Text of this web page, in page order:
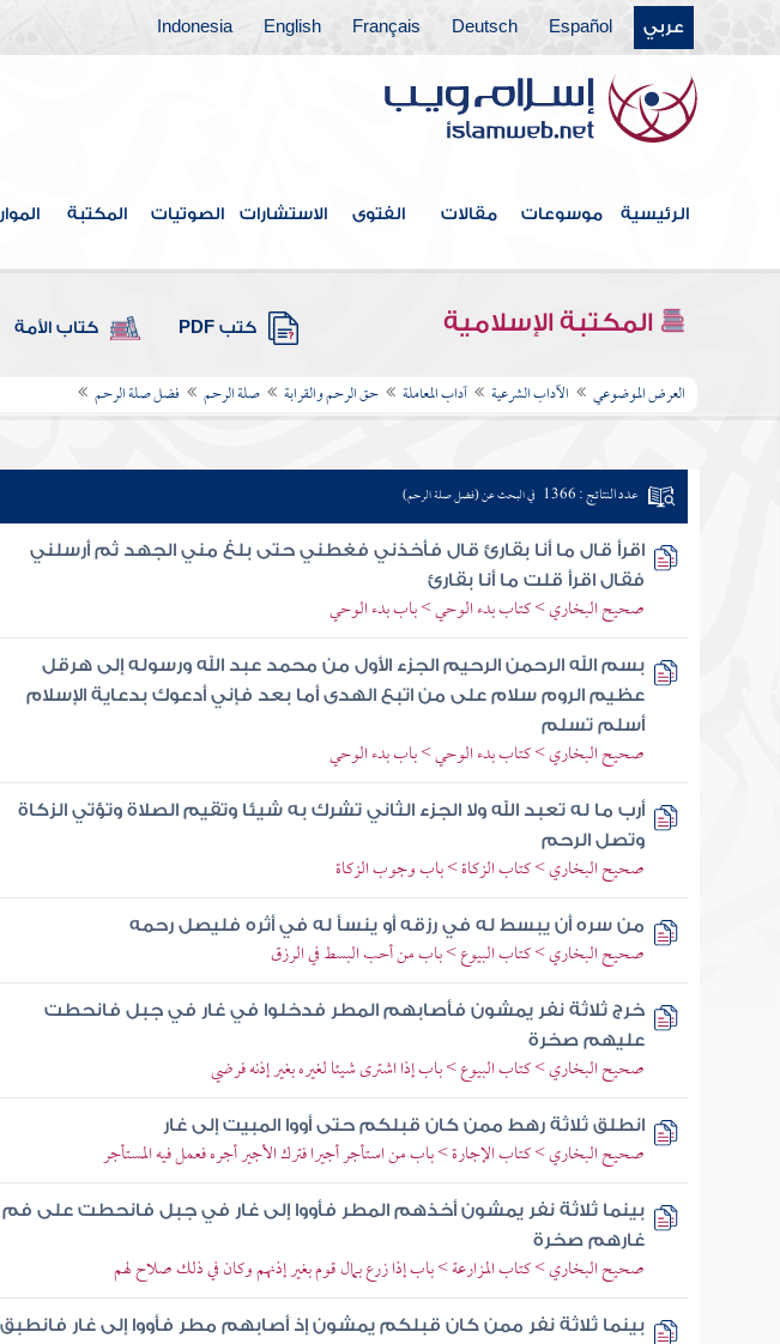
عربي Español
Deutsch
Français
English
Indonesia
الرئيسية موسوعات مقالات الفتوى الاستشارات الصوتيات المكتبة
المكتبة الإسلامية كتب PDF كتاب الأمة
العرض الموضوعي الآداب الشرعية آداب المعاملة حق الرحم والقرابة صلة الرحم فضل صلة الرحم
عدد النتائج : 1366 في البحث عن (فضل صلة الرحم)
اقرأ قال ما أنا بقارئ قال فأخذني فغطني حتى بلغ مني الجهد ثم أرسلني
فقال اقرأ قلت ما أنا بقارئ
صحيح البخاري > كتاب بدء الوحي > باب بدء الوحي
بسم الله الرحمن الرحيم الجزء الأول من محمد عبد الله ورسوله إلى هرقل
عظيم الروم سلام على من اتبع الهدى أما بعد فإني أدعوك بدعاية الإسلام
أسلم تسلم
صحيح البخاري > كتاب بدء الوحي > باب بدء الوحي
أرب ما له تعبد الله ولا الجزء الثاني تشرك به شيئا وتقيم الصلاة وتؤتي الزكاة
وتصل الرحم
صحيح البخاري > كتاب الزكاة > باب وجوب الزكاة
من سره أن يبسط له في رزقه أو ينسأ له في أثره فليصل رحمه
صحيح البخاري > كتاب البيوع > باب من أحب البسط في الرزق
خرج ثلاثة نفر يمشون فأصابهم المطر فدخلوا في غار في جبل فانحطت
عليهم صخرة
صحيح البخاري > كتاب البيوع > باب إذا اشترى شيئا لغيره بغير إذنه فرضي
انطلق ثلاثة رهط ممن كان قبلكم حتى أووا المبيت إلى غار
صحيح البخاري > كتاب الإجارة > باب من استأجر أجيرا فترك الأجير أجره فعمل فيه المستأجر
بينما ثلاثة نفر يمشون أخذهم المطر فأووا إلى غار في جبل فانحطت على فم
غارهم صخرة
صحيح البخاري > كتاب المزارعة > باب إذا زرع بمال قوم بغير إذنهم وكان في ذلك صلاح لهم
بينما ثلاثة نفر ممن كان قبلكم يمشون إذ أصابهم مطر فأووا إلى غار فانطبق